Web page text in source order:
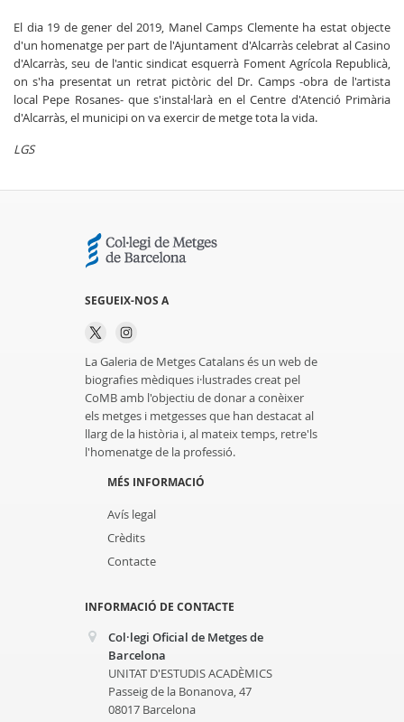
El dia 19 de gener del 2019, Manel Camps Clemente ha estat objecte
d'un homenatge per part de l'Ajuntament d'Alcarràs celebrat al Casino
d'Alcarràs, seu de l'antic sindicat esquerrà Foment Agrícola Republicà,
on s'ha presentat un retrat pictòric del Dr. Camps -obra de l'artista
local Pepe Rosanes- que s'instal·larà en el Centre d'Atenció Primària
d'Alcarràs, el municipi on va exercir de metge tota la vida.
LGS
SEGUEIX-NOS A
La Galeria de Metges Catalans és un web de
biografies mèdiques i·lustrades creat pel
CoMB amb l'objectiu de donar a conèixer
els metges i metgesses que han destacat al
llarg de la història i, al mateix temps, retre'ls
l'homenatge de la professió.
MÉS INFORMACIÓ
Avís legal
Crèdits
Contacte
INFORMACIÓ DE CONTACTE
Col·legi Oficial de Metges de
Barcelona
UNITAT D'ESTUDIS ACADÈMICS
Passeig de la Bonanova, 47
08017 Barcelona